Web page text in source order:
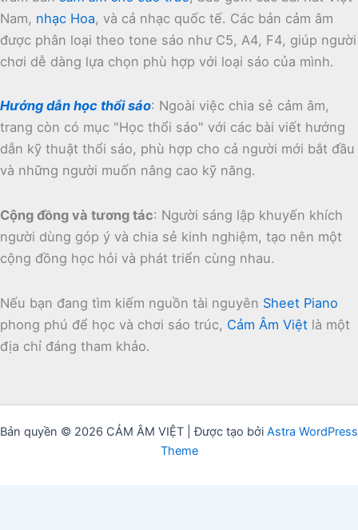
Nam, nhạc Hoa, và cả nhạc quốc tế. Các bản cảm âm
được phân loại theo tone sáo như C5, A4, F4, giúp người
chơi dễ dàng lựa chọn phù hợp với loại sáo của mình.
Hướng dẫn học thổi sáo: Ngoài việc chia sẻ cảm âm,
trang còn có mục "Học thổi sáo" với các bài viết hướng
dẫn kỹ thuật thổi sáo, phù hợp cho cả người mới bắt đầu
và những người muốn nâng cao kỹ năng.
Cộng đồng và tương tác: Người sáng lập khuyến khích
người dùng góp ý và chia sẻ kinh nghiệm, tạo nên một
cộng đồng học hỏi và phát triển cùng nhau.
Nếu bạn đang tìm kiếm nguồn tài nguyên Sheet Piano
phong phú để học và chơi sáo trúc, Cảm Âm Việt là một
địa chỉ đáng tham khảo.
Bản quyền © 2026 CẢM ÂM VIỆT | Được tạo bởi Astra WordPress
Theme